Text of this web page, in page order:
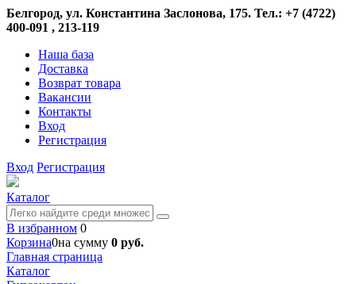
Белгород, ул. Константина Заслонова, 175. Тел.: +7 (4722)
400-091 , 213-119
Наша база
Доставка
Возврат товара
Вакансии
Контакты
Вход
Регистрация
Вход Регистрация
Каталог
В избранном 0
Корзина0на сумму 0 руб.
Главная страница
Каталог